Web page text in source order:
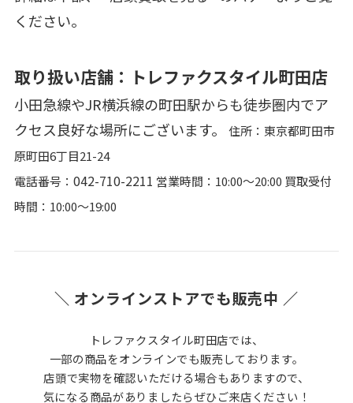
ください。
取り扱い店舗：トレファクスタイル町田店
小田急線やJR横浜線の町田駅からも徒歩圏内でア
クセス良好な場所にございます。
住所：東京都町田市
原町田6丁目21-24
電話番号： 042-710-2211 営業時間：10:00〜20:00 買取受付
時間：10:00〜19:00
＼ オンラインストアでも販売中 ／
トレファクスタイル町田店では、
一部の商品をオンラインでも販売しております。
店頭で実物を確認いただける場合もありますので、
気になる商品がありましたらぜひご来店ください！